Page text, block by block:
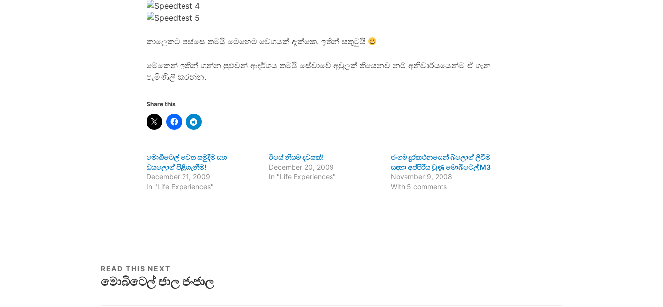
කාලෙකට පස්සෙ තමයි මෙහෙම වේගයක් දැක්කෙ. ඉතින් සතුටුයි
මේකෙන් ඉතින් ගන්න පුළුවන් ආදර්ශය තමයි සේවාවේ අවුලක් තියෙනව නම් අනිවාර්යයෙන්ම ඒ ගැන
පැමිණිලි කරන්න.
Share this
මොබිටෙල් වෙත සමුදීම සහ
ඩයලොග් පිළිගැනීම!
December 21, 2009
In "Life Experiences"
ඊයේ නියම දවසක්!
December 20, 2009
In "Life Experiences"
ජංගම දුරකථනයෙන් බ්ලොග් ලිවීම
සඳහා අප්පිරිය වුණු මොබිටෙල් M3
November 9, 2008
With 5 comments
READ THIS NEXT
මොබිටෙල් ජාල ජංජාල